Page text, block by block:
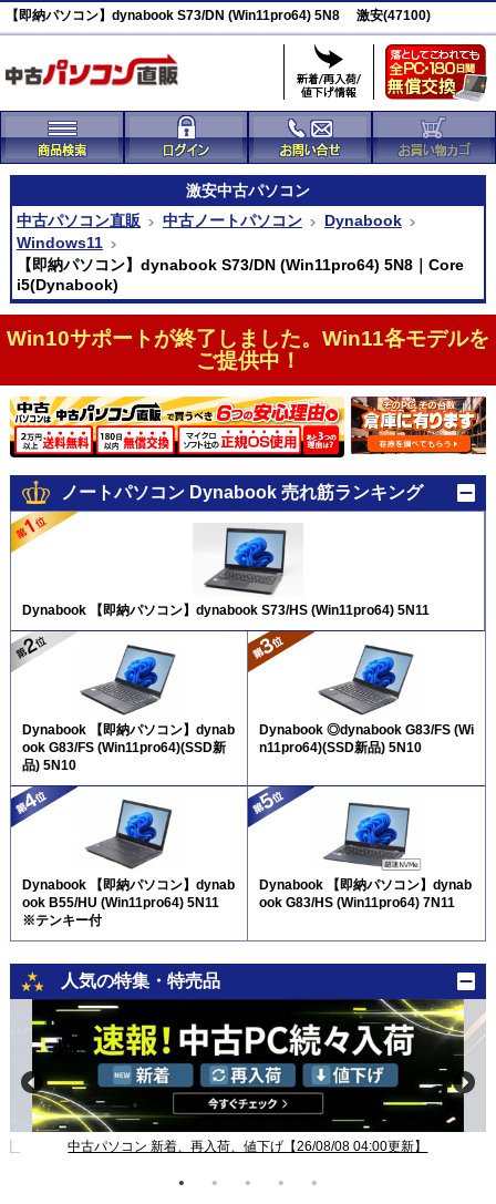
【即納パソコン】dynabook S73/DN (Win11pro64) 5N8 激安(47100)
激安中古パソコン
中古パソコン直販
中古ノートパソコン
Dynabook
Windows11
【即納パソコン】dynabook S73/DN (Win11pro64) 5N8｜Core
i5(Dynabook)
Win10サポートが終了しました。Win11各モデルを
ご提供中！
ノートパソコン Dynabook 売れ筋ランキング
Dynabook 【即納パソコン】dynabook S73/HS (Win11pro64) 5N11
Dynabook 【即納パソコン】dynab
ook G83/FS (Win11pro64)(SSD新
品) 5N10
Dynabook ◎dynabook G83/FS (Wi
n11pro64)(SSD新品) 5N10
Dynabook 【即納パソコン】dynab
ook B55/HU (Win11pro64) 5N11
※テンキー付
Dynabook 【即納パソコン】dynab
ook G83/HS (Win11pro64) 7N11
人気の特集・特売品
中古パソコン 新着、再入荷、値下げ【26/08/08 04:00更新】